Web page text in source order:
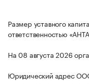
Размер уставного
ответственностью
На 08 августа 2026
Юридический адрес